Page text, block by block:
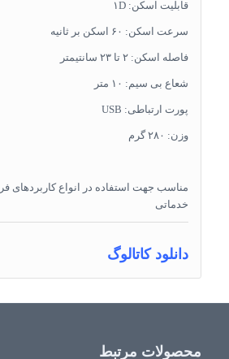
قابلیت اسکن: ۱D
سرعت اسکن: ۶۰ اسکن بر ثانیه
فاصله اسکن: ۲ تا ۲۳ سانتیمتر
شعاع بی سیم: ۱۰ متر
پورت ارتباطی: USB
وزن: ۲۸۰ گرم
مناسب جهت استفاده در انواع کاربردهای
خدماتی
دانلود کاتالوگ
محصولات مرتبط